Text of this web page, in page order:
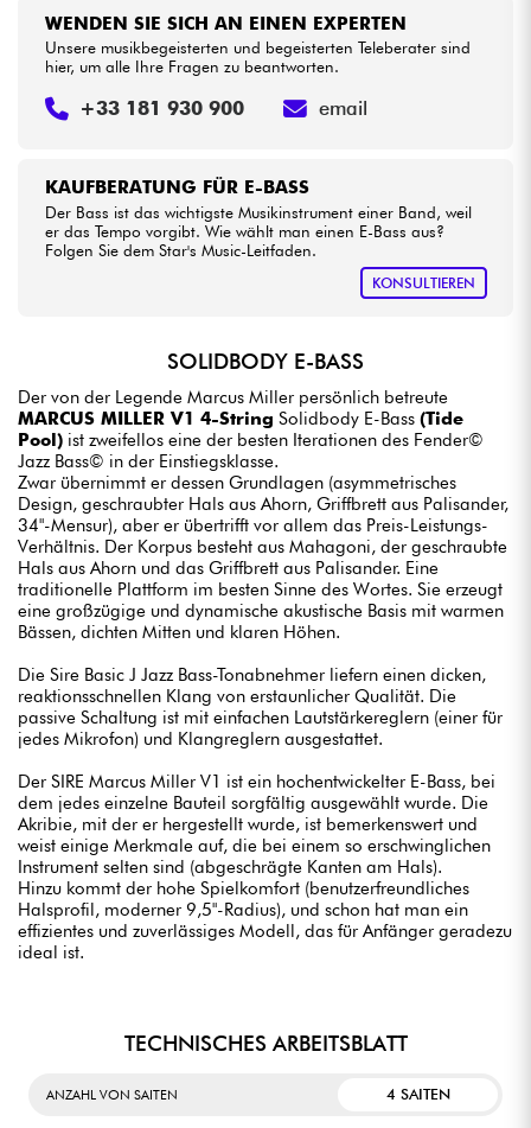
KAUFBERATUNG FÜR E-BASS
Der Bass ist das wichtigste Musikinstrument einer Band, weil
er das Tempo vorgibt. Wie wählt man einen E-Bass aus?
Folgen Sie dem Star's Music-Leitfaden.
KONSULTIEREN
WENDEN SIE SICH AN EINEN EXPERTEN
Unsere musikbegeisterten und begeisterten Teleberater sind
hier, um alle Ihre Fragen zu beantworten.
+33 181 930 900 email
SOLIDBODY E-BASS
Der von der Legende Marcus Miller persönlich betreute
MARCUS MILLER V1 4-String Solidbody E-Bass (Tide
Pool) ist zweifellos eine der besten Iterationen des Fender©
Jazz Bass© in der Einstiegsklasse.
Zwar übernimmt er dessen Grundlagen (asymmetrisches
Design, geschraubter Hals aus Ahorn, Griffbrett aus Palisander,
34"-Mensur), aber er übertrifft vor allem das Preis-Leistungs-
Verhältnis. Der Korpus besteht aus Mahagoni, der geschraubte
Hals aus Ahorn und das Griffbrett aus Palisander. Eine
traditionelle Plattform im besten Sinne des Wortes. Sie erzeugt
eine großzügige und dynamische akustische Basis mit warmen
Bässen, dichten Mitten und klaren Höhen.
Die Sire Basic J Jazz Bass-Tonabnehmer liefern einen dicken,
reaktionsschnellen Klang von erstaunlicher Qualität. Die
passive Schaltung ist mit einfachen Lautstärkereglern (einer für
jedes Mikrofon) und Klangreglern ausgestattet.
Der SIRE Marcus Miller V1 ist ein hochentwickelter E-Bass, bei
dem jedes einzelne Bauteil sorgfältig ausgewählt wurde. Die
Akribie, mit der er hergestellt wurde, ist bemerkenswert und
weist einige Merkmale auf, die bei einem so erschwinglichen
Instrument selten sind (abgeschrägte Kanten am Hals).
Hinzu kommt der hohe Spielkomfort (benutzerfreundliches
Halsprofil, moderner 9,5"-Radius), und schon hat man ein
effizientes und zuverlässiges Modell, das für Anfänger geradezu
ideal ist.
TECHNISCHES ARBEITSBLATT
ANZAHL VON SAITEN 4 SAITEN